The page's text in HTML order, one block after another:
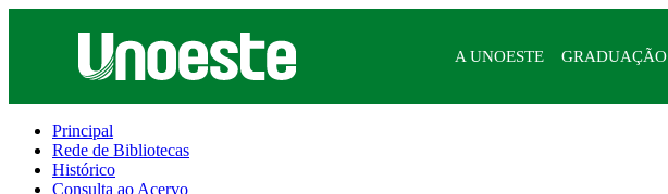
A UNOESTE GRADUAÇÃO
Principal
Rede de Bibliotecas
Histórico
Consulta ao Acervo